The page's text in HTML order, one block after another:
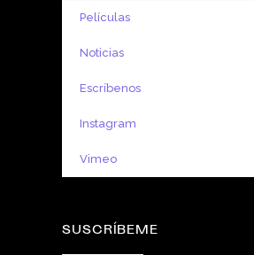
Películas
Noticias
Escríbenos
Instagram
Vimeo
SUSCRÍBEME